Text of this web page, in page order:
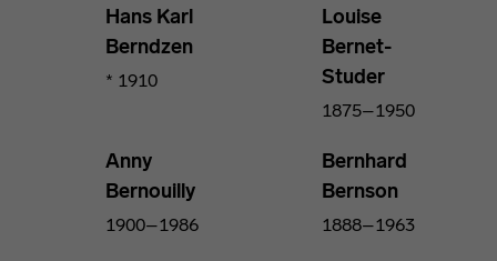
Hans Karl
Berndzen
* 1910
Louise
Bernet-
Studer
1875–1950
Anny
Bernouilly
1900–1986
Bernhard
Bernson
1888–1963